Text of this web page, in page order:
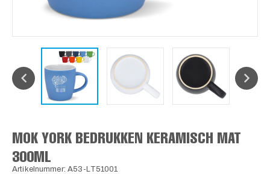
MOK YORK BEDRUKKEN KERAMISCH MAT
300ML
Artikelnummer: A53-LT51001